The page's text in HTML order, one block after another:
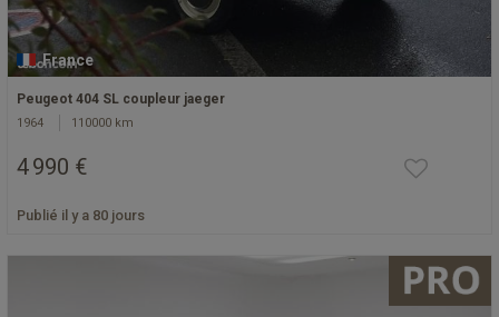
France
Peugeot 404 SL coupleur jaeger
1964 110000 km
4 990 €
Publié il y a 80 jours